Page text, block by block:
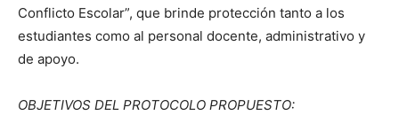
Conflicto Escolar”, que brinde protección tanto a los
estudiantes como al personal docente, administrativo y
de apoyo.
OBJETIVOS DEL PROTOCOLO PROPUESTO: